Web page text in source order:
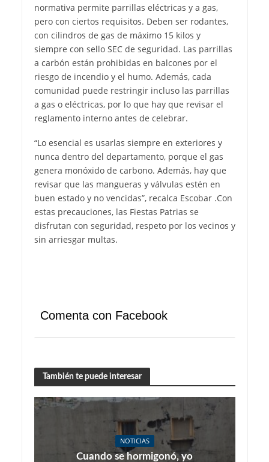
normativa permite parrillas eléctricas y a gas,
pero con ciertos requisitos. Deben ser rodantes,
con cilindros de gas de máximo 15 kilos y
siempre con sello SEC de seguridad. Las parrillas
a carbón están prohibidas en balcones por el
riesgo de incendio y el humo. Además, cada
comunidad puede restringir incluso las parrillas
a gas o eléctricas, por lo que hay que revisar el
reglamento interno antes de celebrar.
“Lo esencial es usarlas siempre en exteriores y
nunca dentro del departamento, porque el gas
genera monóxido de carbono. Además, hay que
revisar que las mangueras y válvulas estén en
buen estado y no vencidas”, recalca Escobar .Con
estas precauciones, las Fiestas Patrias se
disfrutan con seguridad, respeto por los vecinos y
sin arriesgar multas.
Comenta con Facebook
También te puede interesar
NOTICIAS
Cuando se hormigonó, yo